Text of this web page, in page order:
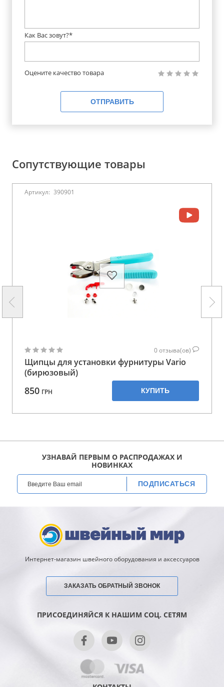
Как Вас зовут?*
Оцените качество товара
ОТПРАВИТЬ
Сопутствующие товары
Артикул: 390901
0отзыва(ов)
Щипцы для установки фурнитуры Vario
(бирюзовый)
850 ГРН КУПИТЬ
УЗНАВАЙ ПЕРВЫМ О РАСПРОДАЖАХ И
НОВИНКАХ
ПОДПИСАТЬСЯ
Интернет-магазин швейного оборудования и аксессуаров
ЗАКАЗАТЬ ОБРАТНЫЙ ЗВОНОК
ПРИСОЕДИНЯЙСЯ К НАШИМ СОЦ. СЕТЯМ